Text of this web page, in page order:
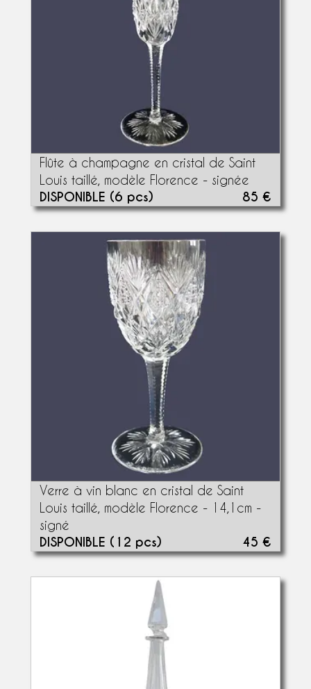
Flûte à champagne en cristal de Saint
Louis taillé, modèle Florence - signée
DISPONIBLE (6 pcs) 85 €
Verre à vin blanc en cristal de Saint
Louis taillé, modèle Florence - 14,1cm -
signé
DISPONIBLE (12 pcs) 45 €